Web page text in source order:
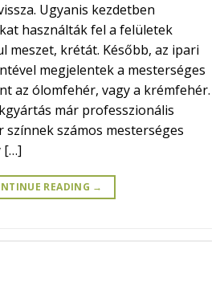
Ugyanis kezdetben
használták fel a felületek
meszet, krétát. Később, az ipari
megjelentek a mesterséges
az ólomfehér, vagy a krémfehér.
már professzionális
színnek számos mesterséges
[…]
READING →